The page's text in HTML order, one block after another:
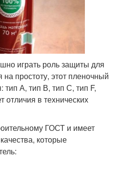
играть роль защиты для
простоту, этот пленочный
тип А, тип В, тип С, тип F,
в технических
ГОСТ и имеет
которые